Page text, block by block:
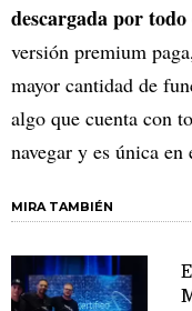
descargada por
versión premium
mayor cantidad de
algo que cuenta con
navegar y es única
MIRA TAMBIÉN